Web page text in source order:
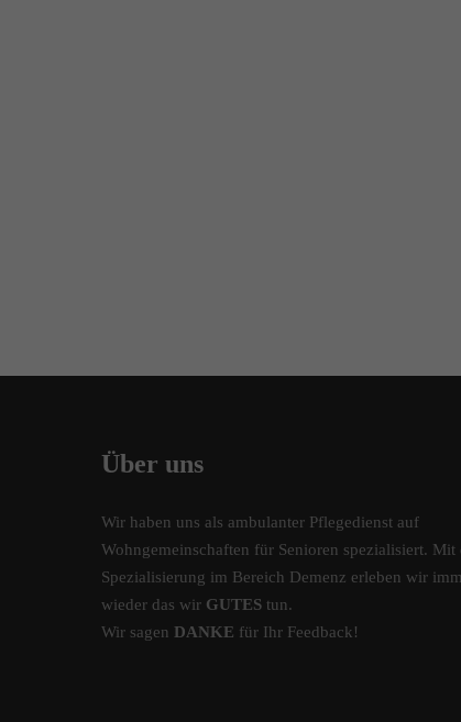
Über uns
Wir haben uns als ambulanter Pflegedienst auf
Wohngemeinschaften für Senioren spezialisiert. Mit
Spezialisierung im Bereich Demenz erleben wir
wieder das wir GUTES tun.
Wir sagen DANKE für Ihr Feedback!